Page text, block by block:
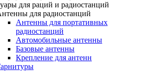
для раций и радиостанций
для радиостанций
Антенны для портативных
радиостанций
Автомобильные антенны
Базовые антенны
Крепление для антенн